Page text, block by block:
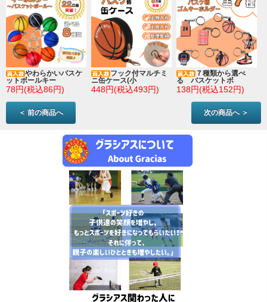
やわらかいバスケ
ットボールキー
78円(税込86円)
フック付マルチミ
ニ缶ケース(小
448円(税込493円)
７種類から選べ
る バスケットボ
138円(税込152円)
＜ 前の商品へ 次の商品へ ＞